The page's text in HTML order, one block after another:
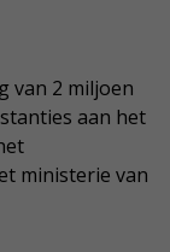
van 2 miljoen
aan het
ministerie van